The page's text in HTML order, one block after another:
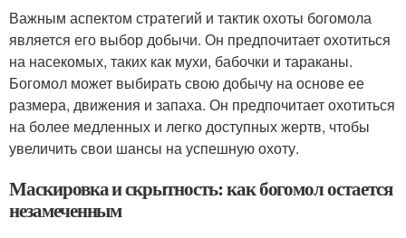
Важным аспектом стратегий и тактик охоты богомола
является его выбор добычи. Он предпочитает охотиться
на насекомых, таких как мухи, бабочки и тараканы.
Богомол может выбирать свою добычу на основе ее
размера, движения и запаха. Он предпочитает охотиться
на более медленных и легко доступных жертв, чтобы
увеличить свои шансы на успешную охоту.
Маскировка и скрытность: как богомол остается
незамеченным